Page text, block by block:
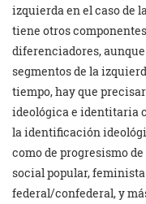
izquierda en el caso de
tiene otros
diferenciadores,
segmentos de la
tiempo, hay que
ideológica e identitaria
la identificación
como de progresismo
social popular,
federal/confederal, y